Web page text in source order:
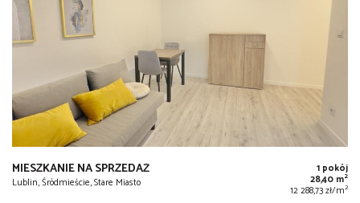
MIESZKANIE NA SPRZEDAŻ
Lublin, Śródmieście, Stare Miasto
1 pokój
28,40 m2
12 288,73 zł/m2